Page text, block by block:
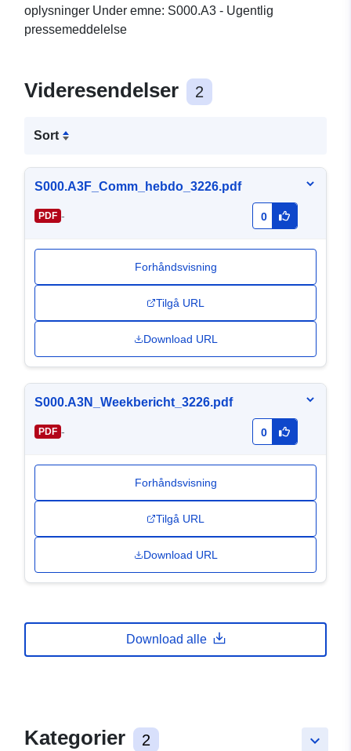
oplysninger Under emne: S000.A3 - Ugentlig
pressemeddelelse
Videresendelser 2
Sort
S000.A3F_Comm_hebdo_3226.pdf
PDF - 0
Forhåndsvisning
Tilgå URL
Download URL
S000.A3N_Weekbericht_3226.pdf
PDF - 0
Forhåndsvisning
Tilgå URL
Download URL
Download alle
keyboard_arrow_down
Kategorier 2